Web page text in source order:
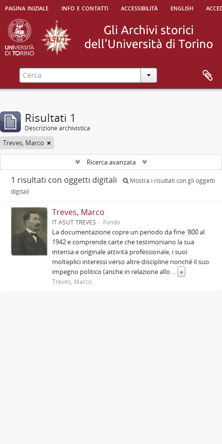
pagina iniziale info e contatti accessibilità english
Risultati 1
Descrizione archivistica
Treves, Marco
Ricerca avanzata
1 risultati con oggetti digitali
Mostra i risultati con gli oggetti
digitali
Treves, Marco
IT ASUT TREVES Fondo
La documentazione copre un periodo da fine '800 al
1942 e comprende carte che testimoniano la sua
intensa e originale attività professionale, i suoi
molteplici interessi verso altre discipline nonché il suo
impegno politico (anche in relazione allo ... »
Treves, Marco